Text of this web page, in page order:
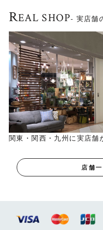
その他
る場合がござ
詳細なコン
い。
※配送日はご
は出来ませ
ご了承くだ
REAL SHOP- 実店舗
関東・関西・九州に実店舗
店舗